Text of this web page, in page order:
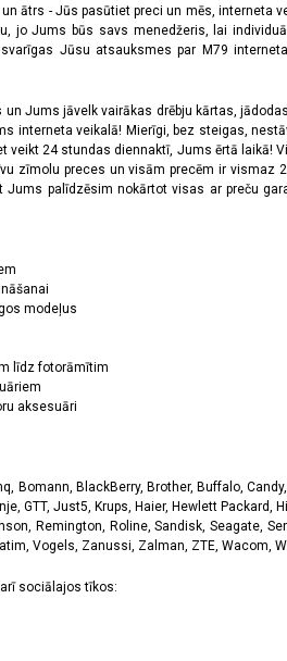
ātrs - Jūs pasūtiet preci un mēs, interneta
jo Jums būs savs menedžeris, lai
Jūsu atsauksmes par M79
Jums jāvelk vairākas drēbju kārtas,
veikalā! Mierīgi, bez steigas,
24 stundas diennaktī, Jums ērtā
zīmolu preces un visām precēm ir
palīdzēsim nokārtot visas ar preču
modeļus
līdz fotorāmītim
aksesuāri
Bomann, BlackBerry, Brother, Buffalo,
GTT, Just5, Krups, Haier, Hewlett Packard,
Remington, Roline, Sandisk, Seagate,
Vogels, Zanussi, Zalman, ZTE, Wacom,
sociālajos tīkos: